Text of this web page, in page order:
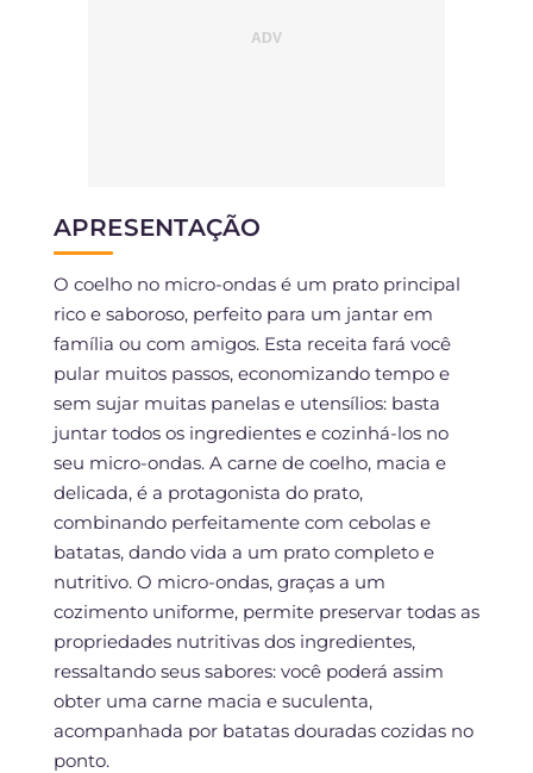
APRESENTAÇÃO
O coelho no micro-ondas é um prato principal
rico e saboroso, perfeito para um jantar em
família ou com amigos. Esta receita fará você
pular muitos passos, economizando tempo e
sem sujar muitas panelas e utensílios: basta
juntar todos os ingredientes e cozinhá-los no
seu micro-ondas. A carne de coelho, macia e
delicada, é a protagonista do prato,
combinando perfeitamente com cebolas e
batatas, dando vida a um prato completo e
nutritivo. O micro-ondas, graças a um
cozimento uniforme, permite preservar todas as
propriedades nutritivas dos ingredientes,
ressaltando seus sabores: você poderá assim
obter uma carne macia e suculenta,
acompanhada por batatas douradas cozidas no
ponto.